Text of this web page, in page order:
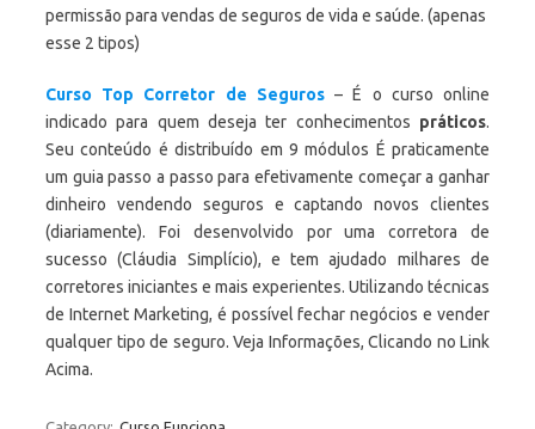
permissão para vendas de seguros de vida e saúde. (apenas
esse 2 tipos)
Curso Top Corretor de Seguros– É o curso online
indicado para quem deseja ter conhecimentos práticos.
Seu conteúdo é distribuído em 9 módulos É praticamente
um guia passo a passo para efetivamente começar a ganhar
dinheiro vendendo seguros e captando novos clientes
(diariamente). Foi desenvolvido por uma corretora de
sucesso (Cláudia Simplício), e tem ajudado milhares de
corretores iniciantes e mais experientes. Utilizando técnicas
de Internet Marketing, é possível fechar negócios e vender
qualquer tipo de seguro. Veja Informações, Clicando no Link
Acima.